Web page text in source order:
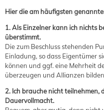
Hier die am häufigsten
1. Als Einzelner kann ich nichts
überstimmt.
Die zum Beschluss stehenden
Einladung, so dass Eigentümer
können und ggf. eine Mehrheit
überzeugen und Allianzen
2. Ich brauche nicht teilnehmen,
Dauervollmacht.